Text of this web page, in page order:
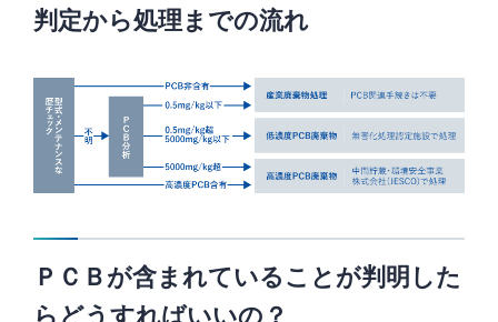
判定から処理までの流れ
ＰＣＢが含まれていることが判明した
らどうすればいいの？